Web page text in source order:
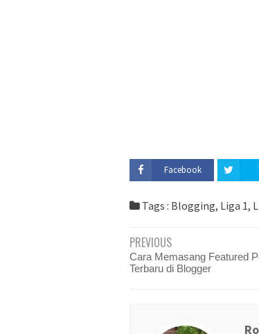
Facebook
Tags : Blogging, Liga 1,
PREVIOUS
Cara Memasang Featured
Terbaru di Blogger